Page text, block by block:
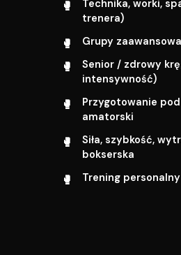
Technika, worki,
trenera)
Grupy
Senior / zdrowy
intensywność)
Przygotowanie
amatorski
Siła, szybkość,
bokserska
Trening personalny